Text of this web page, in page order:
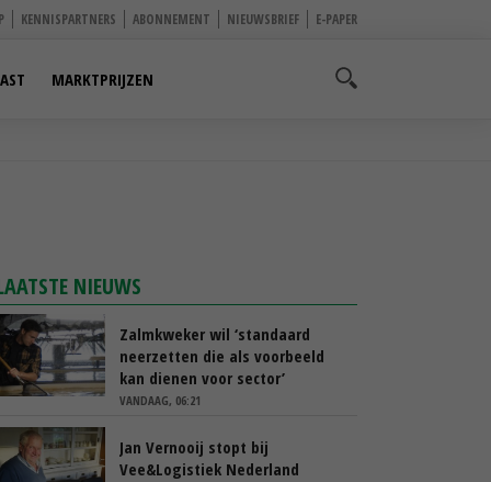
KENNISPARTNERS ABONNEMENT NIEUWSBRIEF E-PAPER
MARKTPRIJZEN
NIEUWS
Zalmkweker wil ‘standaard
neerzetten die als voorbeeld
kan dienen voor sector’
VANDAAG, 06:21
Jan Vernooij stopt bij
Vee&Logistiek Nederland